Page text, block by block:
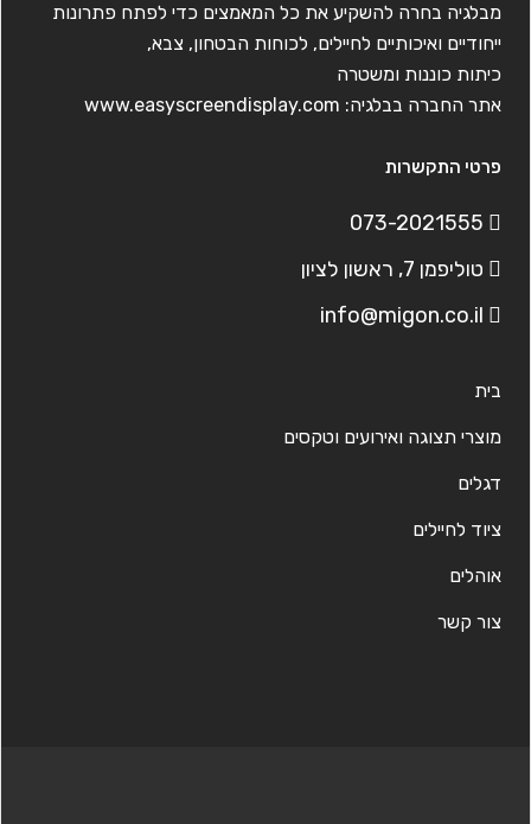
מבלגיה בחרה להשקיע את כל המאמצים כדי לפתח פתרונות
ייחודיים ואיכותיים לחיילים, לכוחות הבטחון, צבא,
כיתות כוננות ומשטרה
אתר החברה בבלגיה: www.easyscreendisplay.com
פרטי התקשרות
073-2021555
טוליפמן 7, ראשון לציון
info@migon.co.il
בית
מוצרי תצוגה ואירועים וטקסים
דגלים
ציוד לחיילים
אוהלים
צור קשר